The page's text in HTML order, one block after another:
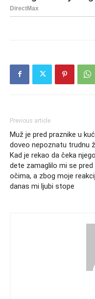
Previous article
Muž je pred praznike u
doveo nepoznatu trudnu
Kad je rekao da čeka
dete zamaglilo mi se pred
očima, a zbog moje
danas mi ljubi stope